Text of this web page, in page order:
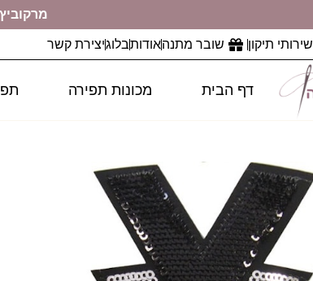
שירותי תיקון שובר מתנהאודותבלוגיצירת קשר
דף הבית מכונות תפירה